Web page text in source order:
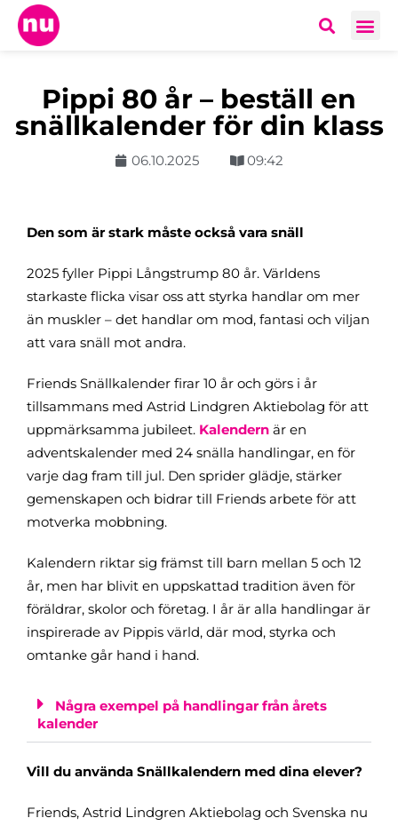
Pippi 80 år – beställ en
snällkalender för din klass
06.10.2025 09:42
Den som är stark måste också vara snäll
2025 fyller Pippi Långstrump 80 år. Världens
starkaste flicka visar oss att styrka handlar om mer
än muskler – det handlar om mod, fantasi och viljan
att vara snäll mot andra.
Friends Snällkalender firar 10 år och görs i år
tillsammans med Astrid Lindgren Aktiebolag för att
uppmärksamma jubileet. Kalendern är en
adventskalender med 24 snälla handlingar, en för
varje dag fram till jul. Den sprider glädje, stärker
gemenskapen och bidrar till Friends arbete för att
motverka mobbning.
Kalendern riktar sig främst till barn mellan 5 och 12
år, men har blivit en uppskattad tradition även för
föräldrar, skolor och företag. I år är alla handlingar är
inspirerade av Pippis värld, där mod, styrka och
omtanke går hand i hand.
Några exempel på handlingar från årets
kalender
Vill du använda Snällkalendern med dina elever?
Friends, Astrid Lindgren Aktiebolag och Svenska nu